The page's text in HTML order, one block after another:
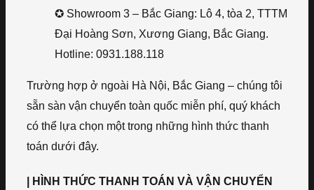
✪ Showroom 3 – Bắc Giang: Lô 4, tòa 2, TTTM
Đại Hoàng Sơn, Xương Giang, Bắc Giang.
Hotline: 0931.188.118
Trường hợp ở ngoài Hà Nội, Bắc Giang – chúng tôi
sẵn sàn vận chuyển toàn quốc miễn phí, quý khách
có thể lựa chọn một trong những hình thức thanh
toán dưới đây.
| HÌNH THỨC THANH TOÁN VÀ VẬN CHUYỂN